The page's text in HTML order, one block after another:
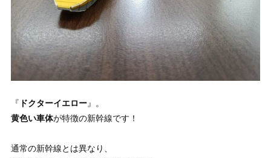
『 ドクターイエロー』。
黄色い車体が特徴の新幹線です！
通常の新幹線とは異なり、